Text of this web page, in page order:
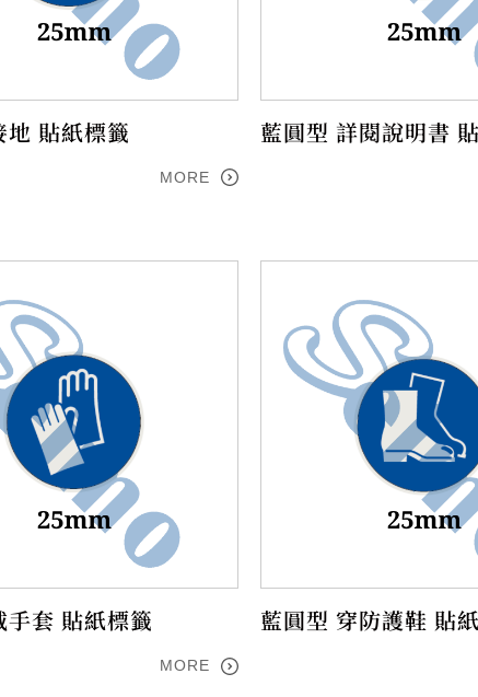
貼紙標籤
MORE
藍圓型 詳閱說明書
套 貼紙標籤
MORE
藍圓型 穿防護鞋 貼